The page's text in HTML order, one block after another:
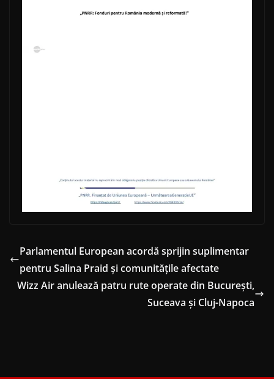
Parlamentul European acordă sprijin suplimentar
pentru Salina Praid și comunitățile afectate
Wizz Air anulează patru rute operate din București,
Suceava și Cluj-Napoca